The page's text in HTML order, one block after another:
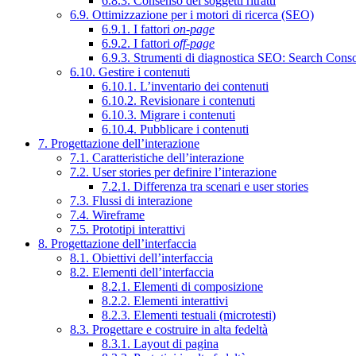
6.9. Ottimizzazione per i motori di ricerca (SEO)
6.9.1. I fattori on-page
6.9.2. I fattori off-page
6.9.3. Strumenti di diagnostica SEO: Search
6.10. Gestire i contenuti
6.10.1. L’inventario dei contenuti
6.10.2. Revisionare i contenuti
6.10.3. Migrare i contenuti
6.10.4. Pubblicare i contenuti
7. Progettazione dell’interazione
7.1. Caratteristiche dell’interazione
7.2. User stories per definire l’interazione
7.2.1. Differenza tra scenari e user stories
7.3. Flussi di interazione
7.4. Wireframe
7.5. Prototipi interattivi
8. Progettazione dell’interfaccia
8.1. Obiettivi dell’interfaccia
8.2. Elementi dell’interfaccia
8.2.1. Elementi di composizione
8.2.2. Elementi interattivi
8.2.3. Elementi testuali (microtesti)
8.3. Progettare e costruire in alta fedeltà
8.3.1. Layout di pagina